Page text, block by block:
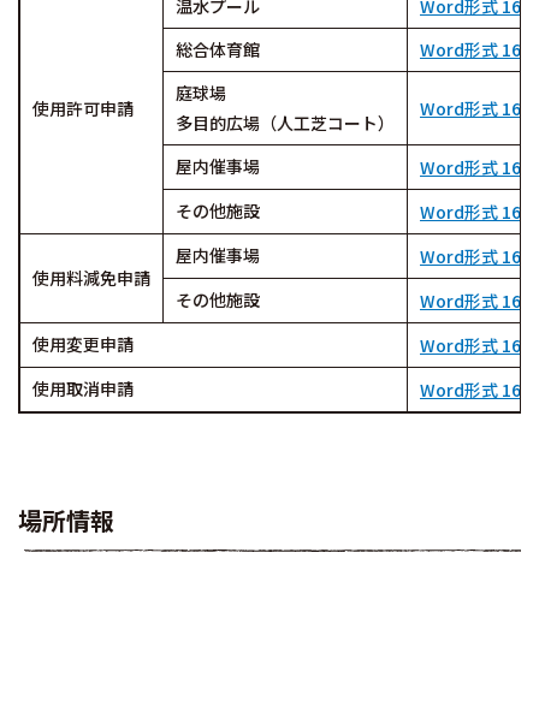
使用許可申請
温水プール
Word形式 16
総合体育館
Word形式 16
庭球場
多目的広場（人工芝コート）
Word形式 16
屋内催事場
Word形式 16
その他施設
Word形式 16
使用料減免申請
屋内催事場
Word形式 16
その他施設
Word形式 16
使用変更申請
Word形式 16
使用取消申請
Word形式 16
場所情報